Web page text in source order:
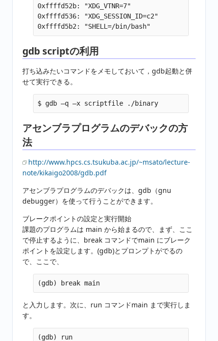
0xffffd52b: "XDG_VTNR=7"
0xffffd536: "XDG_SESSION_ID=c2"
gdb scriptの利用
打ち込みたいコマンドをメモしておいて，gdb起動と併
せて実行できる。
アセンブラプログラムのデバックの方
法
http://www.hpcs.cs.tsukuba.ac.jp/~msato/lecture-
note/kikaigo2008/gdb.pdf
アセンブラプログラムのデバックは、gdb（gnu
debugger）を使って行うことができます。
ブレークポイントの設定と実行開始
課題のプログラムは main から始まるので、まず、ここ
で停止するように、break コマンドでmain にブレーク
ポイントを設定します。(gdb)とプロンプトがでるの
で、ここで、
と入力します。次に、run コマンドmain まで実行しま
す。